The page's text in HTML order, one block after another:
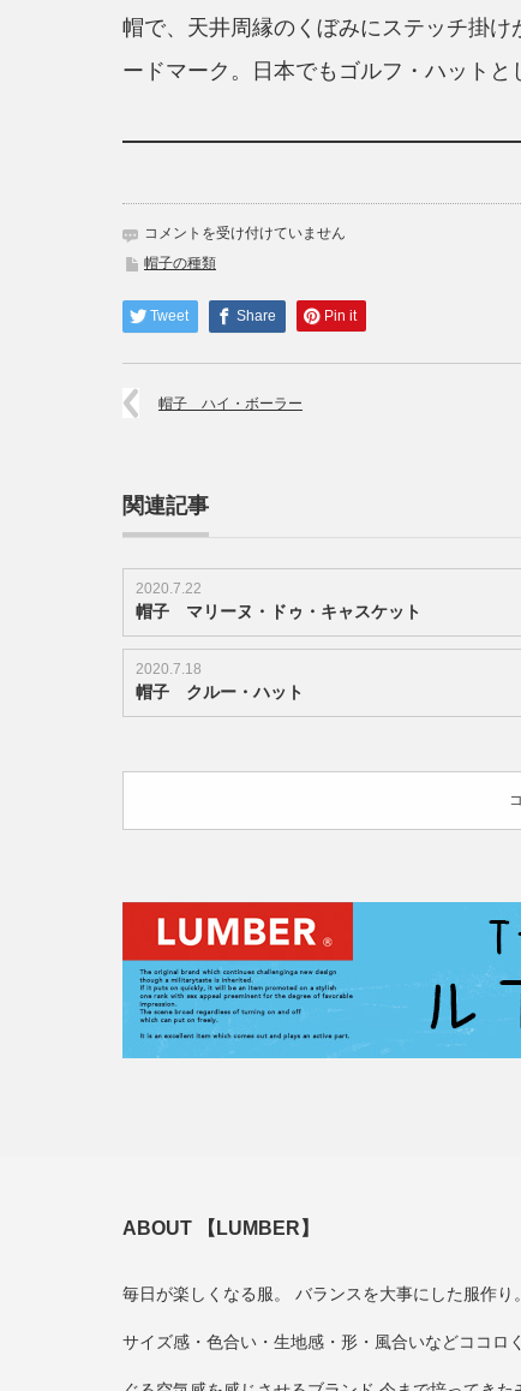
帽で、天井周縁のくぼみにステッチ掛
ードマーク。日本でもゴルフ・ハットと
帽
子
ケ
ッ
ハ
コメントを受け付けていません
帽子の種類
Tweet Share Pin it
帽子 ハイ・ボーラー
関連記事
2020.7.22
帽子 マリーヌ・ドゥ・キャスケット
2020.7.18
帽子 クルー・ハット
ABOUT 【LUMBER】
毎日が楽しくなる服。 バランスを大事にした服作り。
サイズ感・色合い・生地感・形・風合いなどココロ